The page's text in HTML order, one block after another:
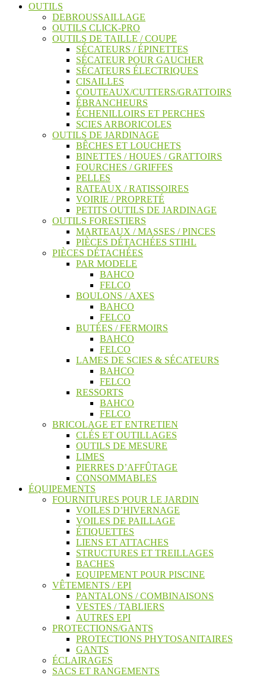
OUTILS
DEBROUSSAILLAGE
OUTILS CLICK-PRO
OUTILS DE TAILLE / COUPE
SÉCATEURS / ÉPINETTES
SÉCATEUR POUR GAUCHER
SÉCATEURS ÉLECTRIQUES
CISAILLES
COUTEAUX/CUTTERS/GRATTOIRS
ÉBRANCHEURS
ÉCHENILLOIRS ET PERCHES
SCIES ARBORICOLES
OUTILS DE JARDINAGE
BÊCHES ET LOUCHETS
BINETTES / HOUES / GRATTOIRS
FOURCHES / GRIFFES
PELLES
RATEAUX / RATISSOIRES
VOIRIE / PROPRETÉ
PETITS OUTILS DE JARDINAGE
OUTILS FORESTIERS
MARTEAUX / MASSES / PINCES
PIÈCES DÉTACHÉES STIHL
PIÈCES DÉTACHÉES
PAR MODELE
BAHCO
FELCO
BOULONS / AXES
BAHCO
FELCO
BUTÉES / FERMOIRS
BAHCO
FELCO
LAMES DE SCIES & SÉCATEURS
BAHCO
FELCO
RESSORTS
BAHCO
FELCO
BRICOLAGE ET ENTRETIEN
CLÉS ET OUTILLAGES
OUTILS DE MESURE
LIMES
PIERRES D’AFFÛTAGE
CONSOMMABLES
ÉQUIPEMENTS
FOURNITURES POUR LE JARDIN
VOILES D’HIVERNAGE
VOILES DE PAILLAGE
ÉTIQUETTES
LIENS ET ATTACHES
STRUCTURES ET TREILLAGES
BACHES
EQUIPEMENT POUR PISCINE
VÊTEMENTS / EPI
PANTALONS / COMBINAISONS
VESTES / TABLIERS
AUTRES EPI
PROTECTIONS/GANTS
PROTECTIONS PHYTOSANITAIRES
GANTS
ÉCLAIRAGES
SACS ET RANGEMENTS